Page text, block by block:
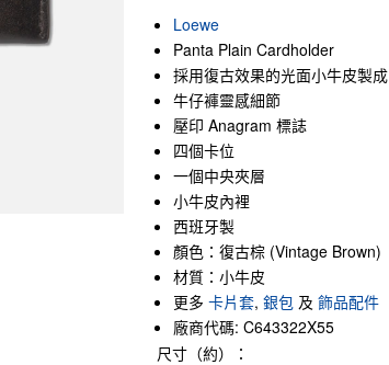
Loewe
Panta Plain Cardholder
採用復古效果的光面小牛皮製成
牛仔褲靈感細節
壓印 Anagram 標誌
四個卡位
一個中央夾層
小牛皮內裡
西班牙製
顏色：復古棕 (Vintage Brown)
材質：小牛皮
更多 卡片套, 銀包 及 飾品配件
廠商代碼: C643322X55
尺寸（約）：